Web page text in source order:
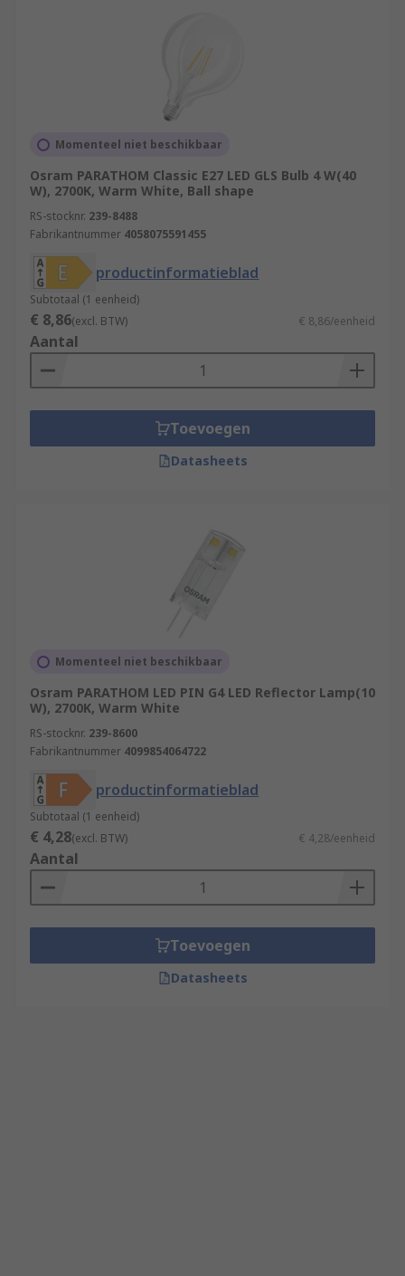
Momenteel niet beschikbaar
Osram PARATHOM Classic E27 LED GLS Bulb 4 W(40
W), 2700K, Warm White, Ball shape
RS-stocknr. 239-8488
Fabrikantnummer 4058075591455
productinformatieblad
Subtotaal (1 eenheid)
€ 8,86(excl. BTW) € 8,86/eenheid
Aantal
Toevoegen
Datasheets
Momenteel niet beschikbaar
Osram PARATHOM LED PIN G4 LED Reflector Lamp(10
W), 2700K, Warm White
RS-stocknr. 239-8600
Fabrikantnummer 4099854064722
productinformatieblad
Subtotaal (1 eenheid)
€ 4,28(excl. BTW) € 4,28/eenheid
Aantal
Toevoegen
Datasheets